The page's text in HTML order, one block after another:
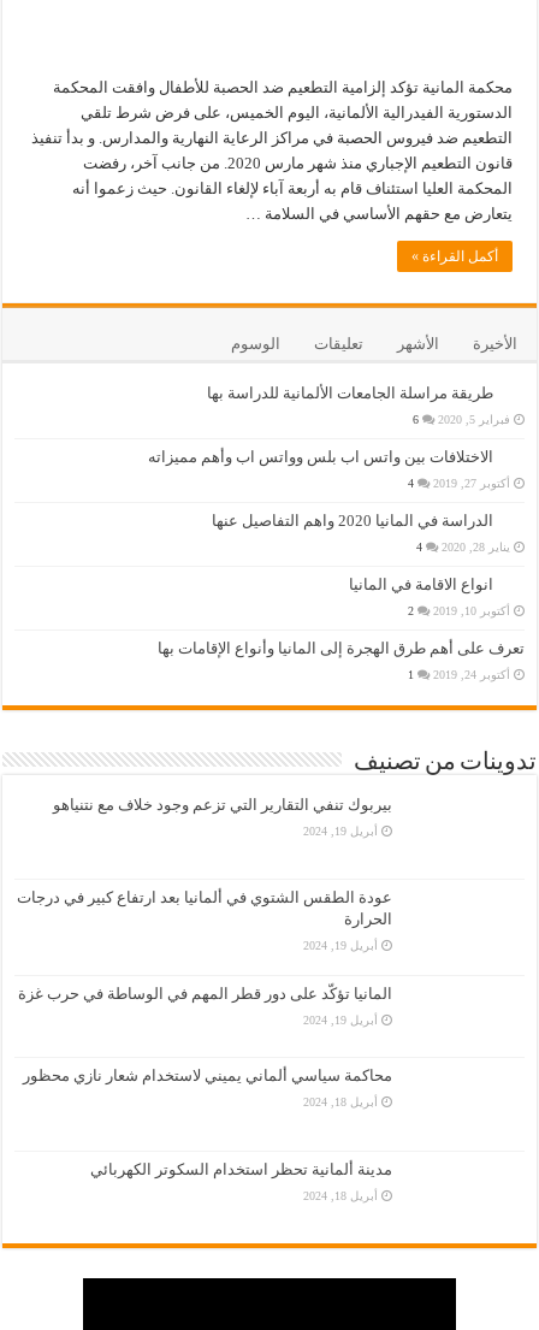
محكمة المانية تؤكد إلزامية التطعيم ضد الحصبة للأطفال وافقت المحكمة
الدستورية الفيدرالية الألمانية، اليوم الخميس، على فرض شرط تلقي
التطعيم ضد فيروس الحصبة في مراكز الرعاية النهارية والمدارس. و بدأ تنفيذ
قانون التطعيم الإجباري منذ شهر مارس 2020. من جانب آخر، رفضت
المحكمة العليا استئناف قام به أربعة آباء لإلغاء القانون. حيث زعموا أنه
يتعارض مع حقهم الأساسي في السلامة …
أكمل القراءة »
الأخيرة الأشهر تعليقات الوسوم
طريقة مراسلة الجامعات الألمانية للدراسة بها
فبراير 5, 2020 6
الاختلافات بين واتس اب بلس وواتس اب وأهم مميزاته
أكتوبر 27, 2019 4
الدراسة في المانيا 2020 واهم التفاصيل عنها
يناير 28, 2020 4
انواع الاقامة في المانيا
أكتوبر 10, 2019 2
تعرف على أهم طرق الهجرة إلى المانيا وأنواع الإقامات بها
أكتوبر 24, 2019 1
تدوينات من تصنيف
بيربوك تنفي التقارير التي تزعم وجود خلاف مع نتنياهو
أبريل 19, 2024
عودة الطقس الشتوي في ألمانيا بعد ارتفاع كبير في درجات
الحرارة
أبريل 19, 2024
المانيا تؤكّد على دور قطر المهم في الوساطة في حرب غزة
أبريل 19, 2024
محاكمة سياسي ألماني يميني لاستخدام شعار نازي محظور
أبريل 18, 2024
مدينة ألمانية تحظر استخدام السكوتر الكهربائي
أبريل 18, 2024